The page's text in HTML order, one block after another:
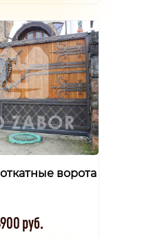
ворота
руб.